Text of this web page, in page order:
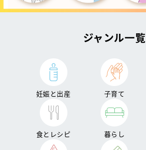
ジャンル一覧
妊娠と出産 子育て
食とレシピ 暮らし